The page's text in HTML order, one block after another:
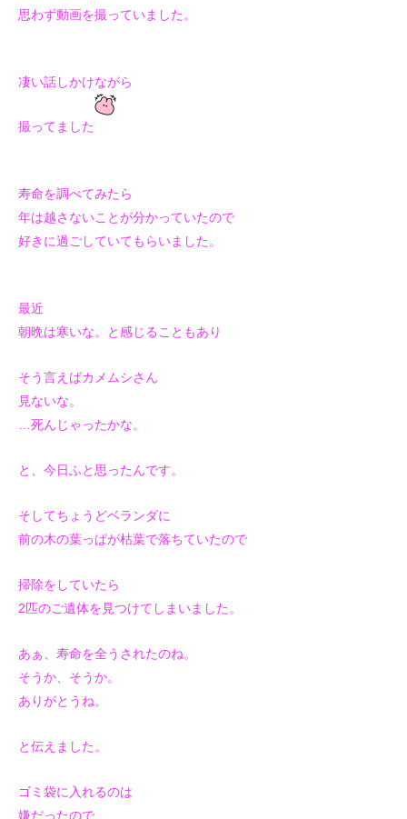
思わず動画を撮っていました。
凄い話しかけながら
撮ってました
寿命を調べてみたら
年は越さないことが分かっていたので
好きに過ごしていてもらいました。
最近
朝晩は寒いな。と感じることもあり
そう言えばカメムシさん
見ないな。
…死んじゃったかな。
と、今日ふと思ったんです。
そしてちょうどベランダに
前の木の葉っぱが枯葉で落ちていたので
掃除をしていたら
2匹のご遺体を見つけてしまいました。
あぁ、寿命を全うされたのね。
そうか、そうか。
ありがとうね。
と伝えました。
ゴミ袋に入れるのは
嫌だったので